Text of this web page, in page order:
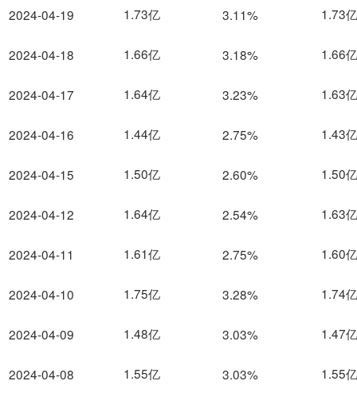
2024-04-19
2024-04-18
2024-04-17
2024-04-16
2024-04-15
2024-04-12
2024-04-11
2024-04-10
2024-04-09
2024-04-08
1.73亿 3.11% 1.73亿
1.66亿 3.18% 1.66亿
1.64亿 3.23% 1.63亿
1.44亿 2.75% 1.43亿
1.50亿 2.60% 1.50亿
1.64亿 2.54% 1.63亿
1.61亿 2.75% 1.60亿
1.75亿 3.28% 1.74亿
1.48亿 3.03% 1.47亿
1.55亿 3.03% 1.55亿